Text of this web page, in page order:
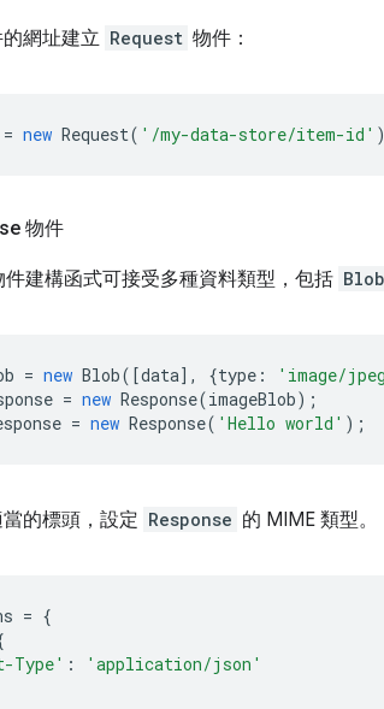
網址建立 Request 物件：
= new Request( '/my-data-store/item-id'
物件
件建構函式可接受多種資料類型，包括 Blob
= new Blob([data], {type : 'image/
= new Response(imageBlob);
= new Response( 'Hello world' );
的標頭，設定 Response 的 MIME 類型。
= {
Type' :
'application/json'